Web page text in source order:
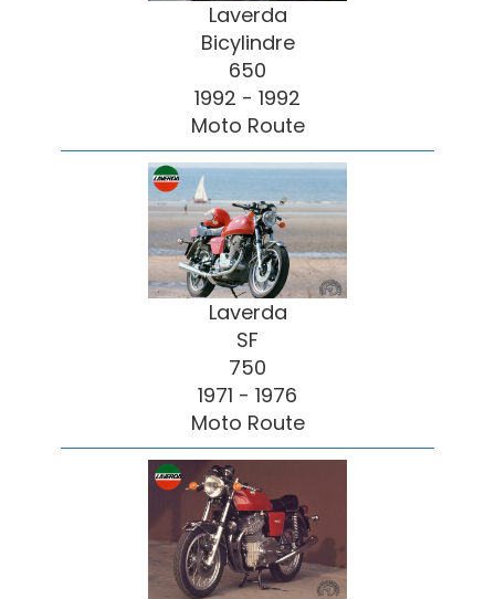
Laverda
Bicylindre
650
1992 - 1992
Moto Route
Laverda
SF
750
1971 - 1976
Moto Route